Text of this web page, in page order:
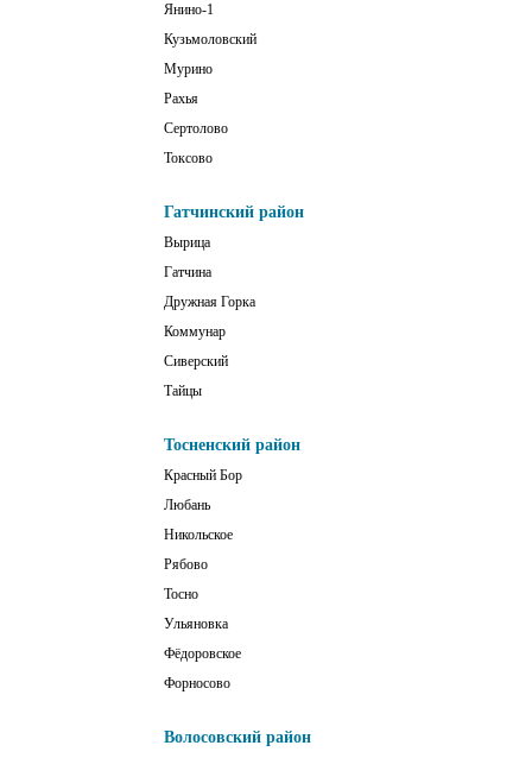
Янино-1
Кузьмоловский
Мурино
Рахья
Сертолово
Токсово
Гатчинский район
Вырица
Гатчина
Дружная Горка
Коммунар
Сиверский
Тайцы
Тосненский район
Красный Бор
Любань
Никольское
Рябово
Тосно
Ульяновка
Фёдоровское
Форносово
Волосовский район